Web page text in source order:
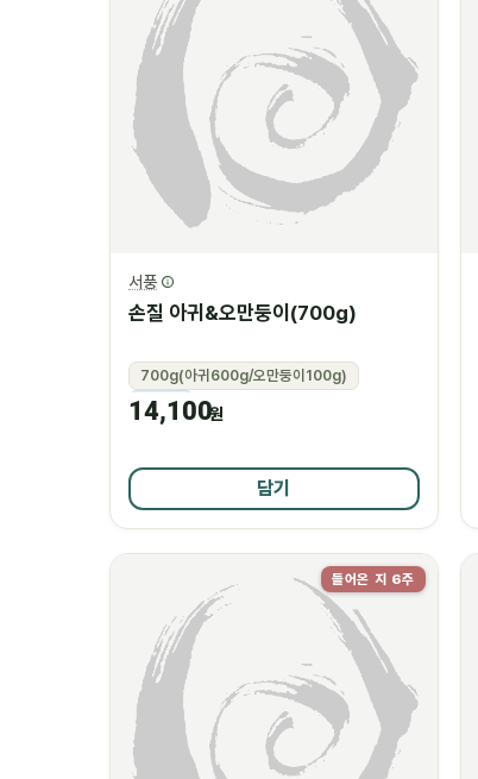
서풍
손질 아귀&오만둥이(700g)
700g(아귀600g/오만둥이100g)
냉동
14,100원
담기
들어온 지 6주